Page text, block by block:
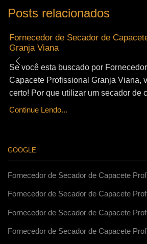
Posts relacionados
Fornecedor de Secador de
Granja Viana
Se você esta buscado por
Capacete Profissional Granja Viana,
certo! Por que utilizar um secador de
Continue Lendo...
GOOGLE
Fornecedor de Secador de Capacete
Fornecedor de Secador de Capacete
Fornecedor de Secador de Capacete
Fornecedor de Secador de Capacete